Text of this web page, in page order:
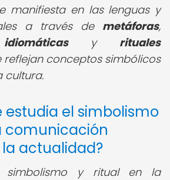
manifiesta en las lenguas y
a través de metáforas,
y rituales
conceptos simbólicos
cultura.
estudia el simbolismo
comunicación
actualidad?
simbolismo y ritual en la